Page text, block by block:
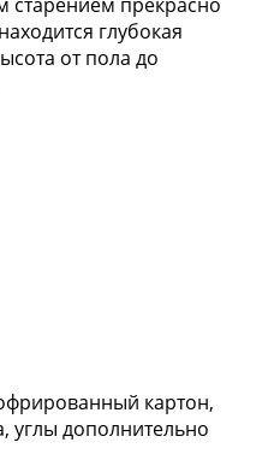
глубокая
от пола до
картон,
углы дополнительно